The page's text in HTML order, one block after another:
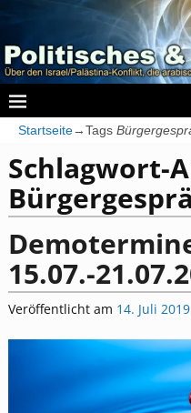
Startseite→Tags
Schlagwort-
15.07.-
Veröffentlicht am 14. Juli 2019